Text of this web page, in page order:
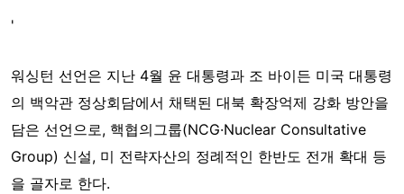
'
워싱턴 선언은 지난 4월 윤 대통령과 조 바이든 미국 대통령
의 백악관 정상회담에서 채택된 대북 확장억제 강화 방안을
담은 선언으로, 핵협의그룹(NCG·Nuclear Consultative
Group) 신설, 미 전략자산의 정례적인 한반도 전개 확대 등
을 골자로 한다.